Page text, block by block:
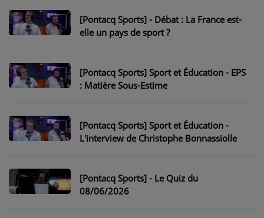
C'ÉTAIT QUOI CE TITRE ?
PODCASTS - SAISON 2026/2027
ARCHIVES - SAISONS PASSÉES
PHOTOS
[Pontacq Sports] - Débat : La France est-
elle un pays de sport ?
[Pontacq Sports] Sport et Éducation - EPS
: Matière Sous-Estime
[Pontacq Sports] Sport et Éducation -
L'interview de Christophe Bonnassiolle
[Pontacq Sports] - Le Quiz du
08/06/2026